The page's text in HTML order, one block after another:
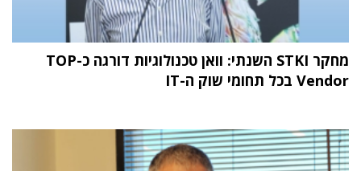
מחקר STKI השנתי: וואן טכנולוגיות דורגה כ-TOP
Vendor בכל תחומי שוק ה-IT